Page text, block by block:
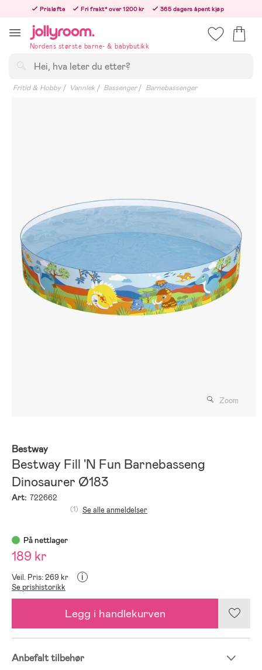
innehållet
Prisløfte Fri frakt* over 1200 kr
365 dagers åpent kjøp
Nordens største barne- & babybutikk
Fritid & Hobby Vannlek Bassenger Barnebassenger
Zoom
Bestway
Bestway Fill 'N Fun Barnebasseng
Dinosaurer Ø183
Art: 722662
(1) Se alle anmeldelser
På nettlager
189 kr
Veil. Pris: 269 kr i
Se prishistorikk
Legg i handlekurven
Anbefalt tilbehør